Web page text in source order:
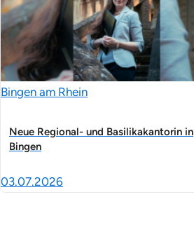
Bingen am Rhein
Neue Regional- und Basilikakantorin in
Bingen
03.07.2026